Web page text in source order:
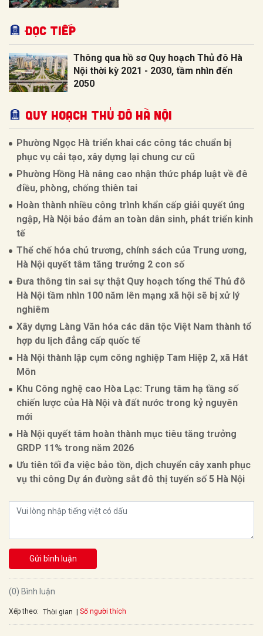
Đọc tiếp
Thông qua hồ sơ Quy hoạch Thủ đô Hà
Nội thời kỳ 2021 - 2030, tầm nhìn đến
2050
QUY HOẠCH THỦ ĐÔ HÀ NỘI
Phường Ngọc Hà triển khai các công tác chuẩn bị
phục vụ cải tạo, xây dựng lại chung cư cũ
Phường Hồng Hà nâng cao nhận thức pháp luật về đê
điều, phòng, chống thiên tai
Hoàn thành nhiều công trình khẩn cấp giải quyết úng
ngập, Hà Nội bảo đảm an toàn dân sinh, phát triển kinh
tế
Thể chế hóa chủ trương, chính sách của Trung ương,
Hà Nội quyết tâm tăng trưởng 2 con số
Đưa thông tin sai sự thật Quy hoạch tổng thể Thủ đô
Hà Nội tầm nhìn 100 năm lên mạng xã hội sẽ bị xử lý
nghiêm
Xây dựng Làng Văn hóa các dân tộc Việt Nam thành tổ
hợp du lịch đẳng cấp quốc tế
Hà Nội thành lập cụm công nghiệp Tam Hiệp 2, xã Hát
Môn
Khu Công nghệ cao Hòa Lạc: Trung tâm hạ tầng số
chiến lược của Hà Nội và đất nước trong kỷ nguyên
mới
Hà Nội quyết tâm hoàn thành mục tiêu tăng trưởng
GRDP 11% trong năm 2026
Ưu tiên tối đa việc bảo tồn, dịch chuyển cây xanh phục
vụ thi công Dự án đường sắt đô thị tuyến số 5 Hà Nội
Gửi bình luận
(0) Bình luận
Xếp theo: Thời gian Số người thích